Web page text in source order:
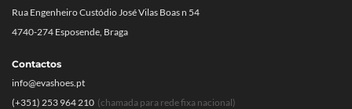
Rua Engenheiro Custódio José Vilas Boas n 54
4740-274 Esposende, Braga
Contactos
info@evashoes.pt
(+351) 253 964 210 (chamada para rede fixa nacional)